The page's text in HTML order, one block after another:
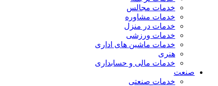
خدمات مجالس
خدمات مشاوره
خدمات در منزل
خدمات ورزشی
خدمات ماشین های اداری
هنری
خدمات مالی و حسابداری
صنعت
خدمات صنعتی